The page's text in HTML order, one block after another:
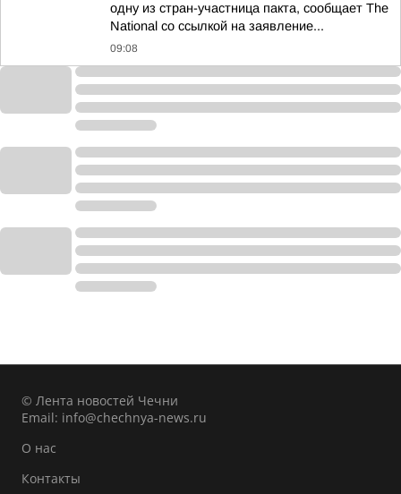
одну из стран-участница пакта, сообщает The
National со ссылкой на заявление...
09:08
© Лента новостей Чечни
Email: info@chechnya-news.ru
О нас
Контакты